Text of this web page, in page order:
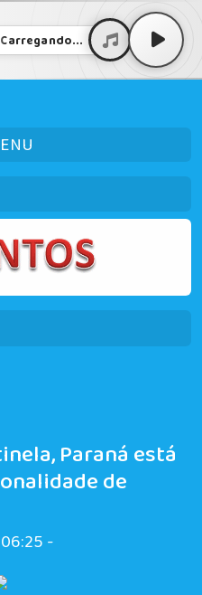
Carregando...
Paraná está
de
-